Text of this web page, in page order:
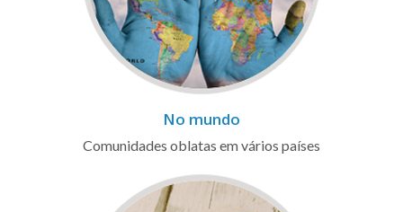
No mundo
Comunidades oblatas em vários países